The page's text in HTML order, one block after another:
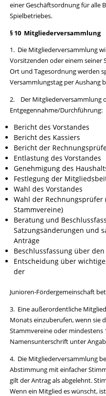
einer Geschäftsordnung für alle
Spielbetriebes.
§ 10 Mitgliederversammlung
1. Die Mitgliederversammlung
Vorsitzenden oder einem seiner
Ort und Tagesordnung werden
Versammlungstag per Aushang
2. Der Mitgliederversammlung
Entgegennahme/Durchführung:
Bericht des Vorstandes
Bericht des Kassiers
Bericht der
Entlastung des Vorstandes
Genehmigung des
Festlegung der
Wahl des Vorstandes
Wahl der
Stammvereine)
Beratung und
Satzungsänderungen und
Anträge
Beschlussfassung über
Entscheidung über
der
Junioren-Fördergemeinschaft
3. Eine außerordentliche
Monats einzuberufen, wenn sie
Stammvereine oder
Namensunterschrift unter
4. Die Mitgliederversammlung
Abstimmung mit einfacher
gilt der Antrag als abgelehnt.
Wenn ein Mitglied es wünscht,